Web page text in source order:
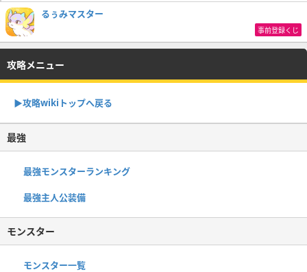
るぅみマスター
事前登録くじ
攻略メニュー
▶攻略wikiトップへ戻る
最強
最強モンスターランキング
最強主人公装備
モンスター
モンスター一覧